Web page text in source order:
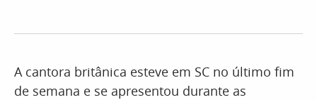
A cantora britânica esteve em SC no último fim
de semana e se apresentou durante as